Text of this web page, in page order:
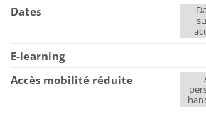
Dates
E-learning
Accès mobilité réduite